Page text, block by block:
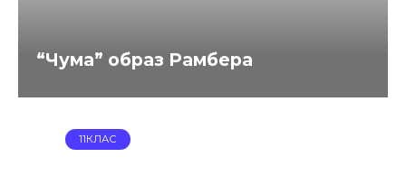
“Чума” образ Рамбера
11КЛАС